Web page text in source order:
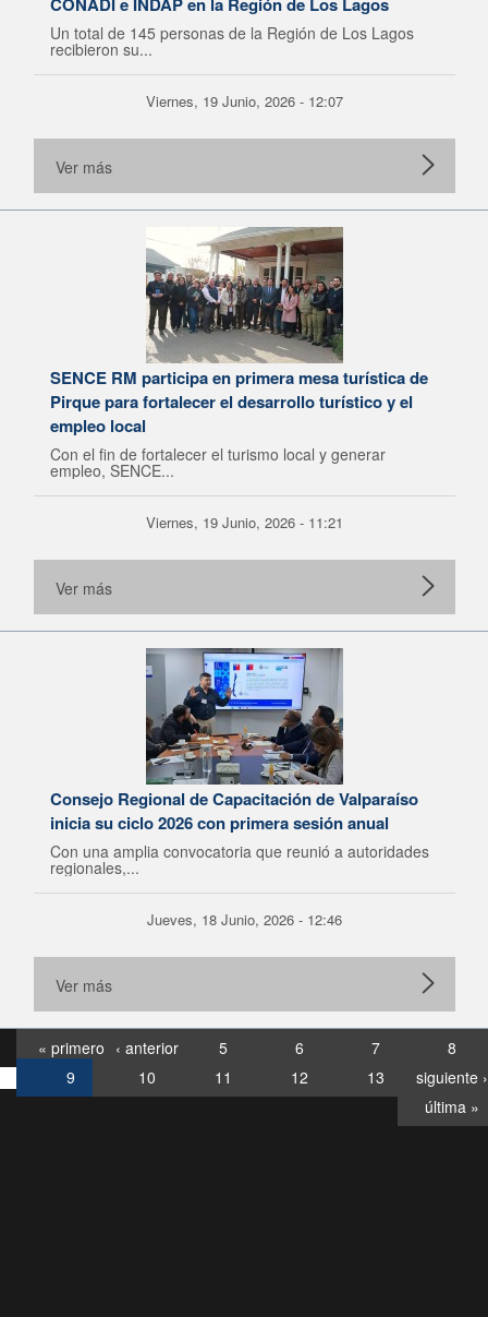
Un total de 145 personas de la Región de Los Lagos
recibieron su...
Viernes, 19 Junio, 2026 - 12:07
Ver más
SENCE RM participa en primera mesa turística de
Pirque para fortalecer el desarrollo turístico y el
empleo local
Con el fin de fortalecer el turismo local y generar
empleo, SENCE...
Viernes, 19 Junio, 2026 - 11:21
Ver más
Consejo Regional de Capacitación de Valparaíso
inicia su ciclo 2026 con primera sesión anual
Con una amplia convocatoria que reunió a autoridades
regionales,...
Jueves, 18 Junio, 2026 - 12:46
Ver más
« primero ‹ anterior 5 6 7
8
9
10 11 12 13
siguiente ›
última »